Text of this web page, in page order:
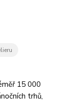
15 000
trhů,